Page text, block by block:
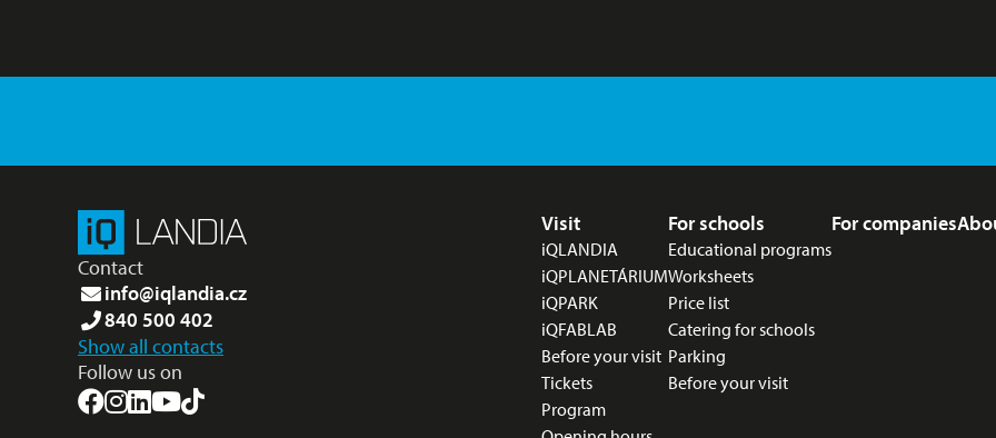
Contact
info@iqlandia.cz
840 500 402
Show all contacts
Follow us on
Footer menu
Visit
iQLANDIA
iQPLANETÁRIUM
iQPARK
iQFABLAB
Before your visit
Tickets
Program
For schools
Educational programs
Worksheets
Price list
Catering for schools
Parking
Before your visit
For companies